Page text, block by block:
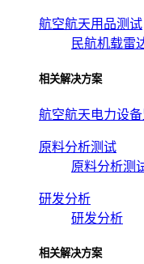
航空航天用品测试
民航机载雷
相关解决方案
航空航天电力设
原料分析测试
原料分析测
研发分析
研发分析
相关解决方案